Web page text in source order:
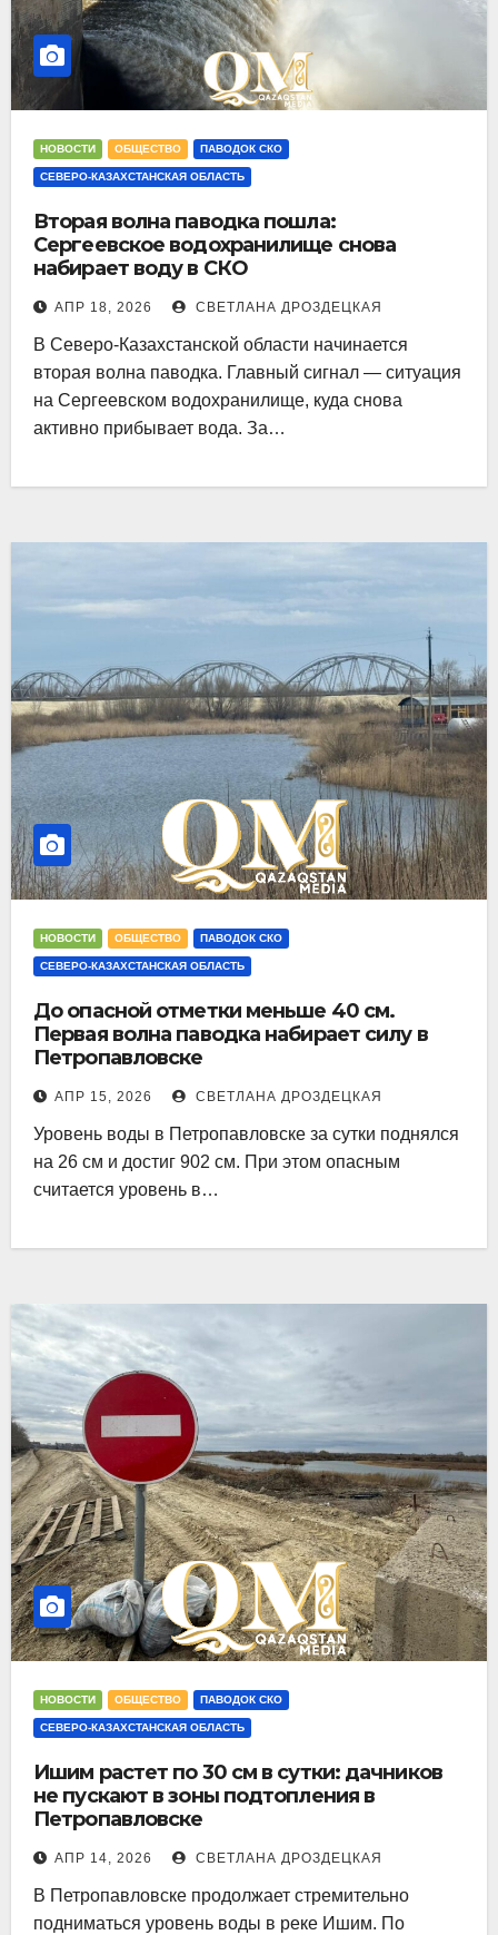
НОВОСТИ ОБЩЕСТВО ПАВОДОК СКО
СЕВЕРО-КАЗАХСТАНСКАЯ ОБЛАСТЬ
Вторая волна паводка пошла:
Сергеевское водохранилище снова
набирает воду в СКО
АПР 18, 2026 СВЕТЛАНА ДРОЗДЕЦКАЯ
В Северо-Казахстанской области начинается
вторая волна паводка. Главный сигнал — ситуация
на Сергеевском водохранилище, куда снова
активно прибывает вода. За…
НОВОСТИ ОБЩЕСТВО ПАВОДОК СКО
СЕВЕРО-КАЗАХСТАНСКАЯ ОБЛАСТЬ
До опасной отметки меньше 40 см.
Первая волна паводка набирает силу в
Петропавловске
АПР 15, 2026 СВЕТЛАНА ДРОЗДЕЦКАЯ
Уровень воды в Петропавловске за сутки поднялся
на 26 см и достиг 902 см. При этом опасным
считается уровень в…
НОВОСТИ ОБЩЕСТВО ПАВОДОК СКО
СЕВЕРО-КАЗАХСТАНСКАЯ ОБЛАСТЬ
Ишим растет по 30 см в сутки: дачников
не пускают в зоны подтопления в
Петропавловске
АПР 14, 2026 СВЕТЛАНА ДРОЗДЕЦКАЯ
В Петропавловске продолжает стремительно
подниматься уровень воды в реке Ишим. По